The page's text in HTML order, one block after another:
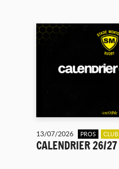
13/07/2026 PROS CLUB
CALENDRIER 26/27